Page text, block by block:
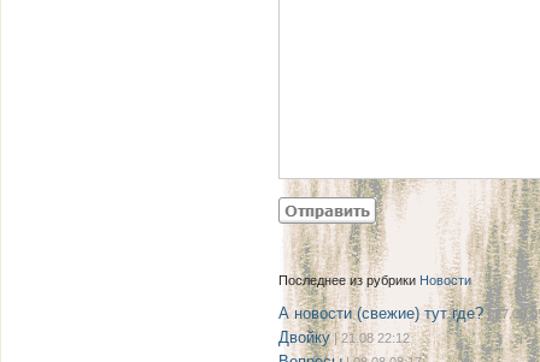
Последнее из рубрики Новости
А новости (свежие) тут где?| 27.08
Двойку| 21.08 22:12